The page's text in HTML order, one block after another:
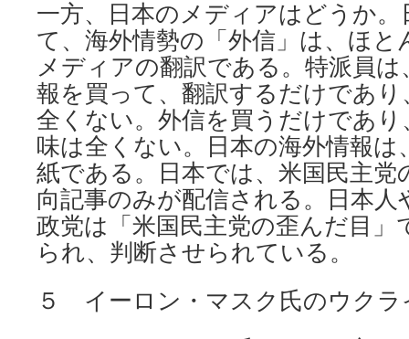
一方、日本のメディアはどうか
て、海外情勢の「外信」は、ほと
メディアの翻訳である。特派員
報を買って、翻訳するだけであ
全くない。外信を買うだけであ
味は全くない。日本の海外情報は
紙である。日本では、米国民主党
向記事のみが配信される。日本
政党は「米国民主党の歪んだ目」
られ、判断させられている。
５ イーロン・マスク氏のウクラ